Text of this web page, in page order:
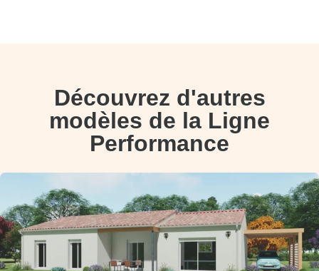
Découvrez d'autres
modèles de la Ligne
Performance